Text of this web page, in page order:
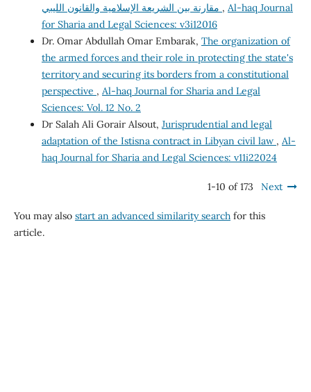
, Al-haq Journal
for Sharia and Legal Sciences: v3i12016
Dr. Omar Abdullah Omar Embarak, The organization of
the armed forces and their role in protecting the state's
territory and securing its borders from a constitutional
perspective , Al-haq Journal for Sharia and Legal
Sciences: Vol. 12 No. 2
Dr Salah Ali Gorair Alsout, Jurisprudential and legal
adaptation of the Istisna contract in Libyan civil law , Al-
haq Journal for Sharia and Legal Sciences: v11i22024
1-10 of 173 Next
You may also start an advanced similarity searchfor this
article.